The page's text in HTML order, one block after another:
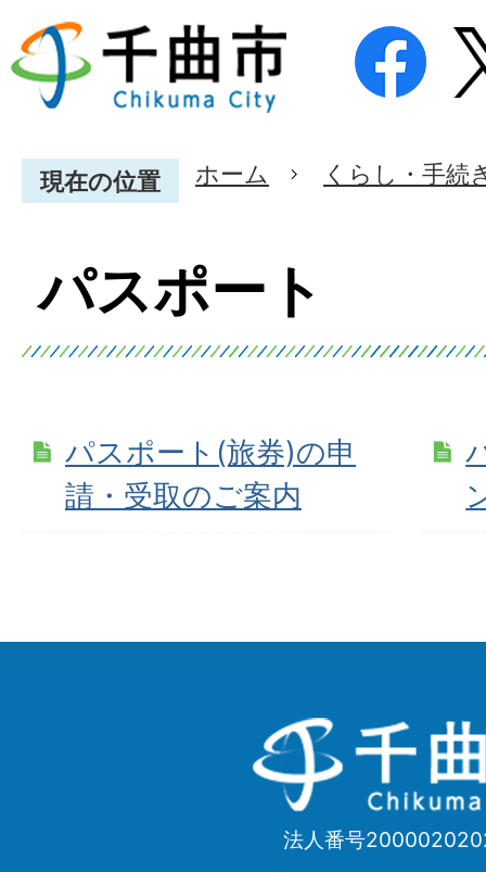
現在の位置 ホーム くらし・手続
パスポート
パスポート(旅券)の申
請・受取のご案内
千
曲
Chikuma
法人番号